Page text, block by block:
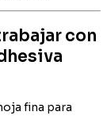
con
fina para